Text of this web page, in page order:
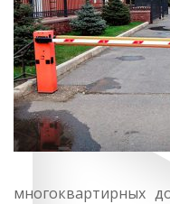
многоквартирных